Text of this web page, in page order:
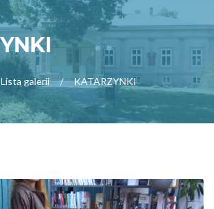
Lista galerii KATARZYNKI